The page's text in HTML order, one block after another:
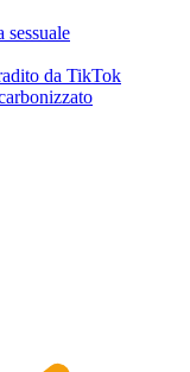
sessuale
da TikTok